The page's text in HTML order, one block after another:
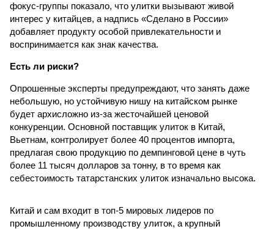
фокус-группы показало, что улитки вызывают живой
интерес у китайцев, а надпись «Сделано в России»
добавляет продукту особой привлекательности и
воспринимается как знак качества.
Есть ли риски?
Опрошенные эксперты предупреждают, что занять даже
небольшую, но устойчивую нишу на китайском рынке
будет архисложно из-за жесточайшей ценовой
конкуренции. Основной поставщик улиток в Китай,
Вьетнам, контролирует более 40 процентов импорта,
предлагая свою продукцию по демпинговой цене в чуть
более 11 тысяч долларов за тонну, в то время как
себестоимость татарстанских улиток изначально высока.
Китай и сам входит в топ-5 мировых лидеров по
промышленному производству улиток, а крупный